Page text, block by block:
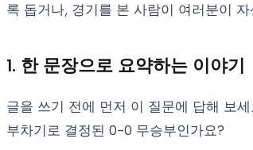
록 돕거나, 경기를 본 사람이 여러분이
1. 한 문장으로 요약하는 이야기
글을 쓰기 전에 먼저 이 질문에 답해 보세
부차기로 결정된 0-0 무승부인가요?